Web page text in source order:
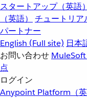
スタートアップ（英語）
（英語）
チュートリア
パートナー
English (Full site) 日本
お問い合わせ
点
ログイン
Anypoint Platform（英